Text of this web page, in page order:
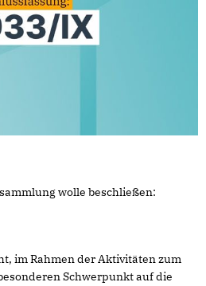
wolle beschließen:
im Rahmen der Aktivitäten zum
Schwerpunkt auf die